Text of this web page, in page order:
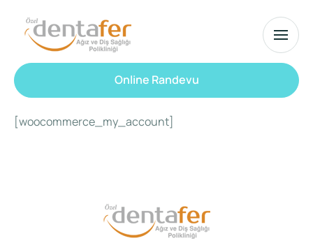
Online Randevu
[woocommerce_my_account]